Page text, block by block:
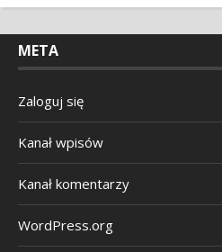
META
Zaloguj się
Kanał wpisów
Kanał komentarzy
WordPress.org